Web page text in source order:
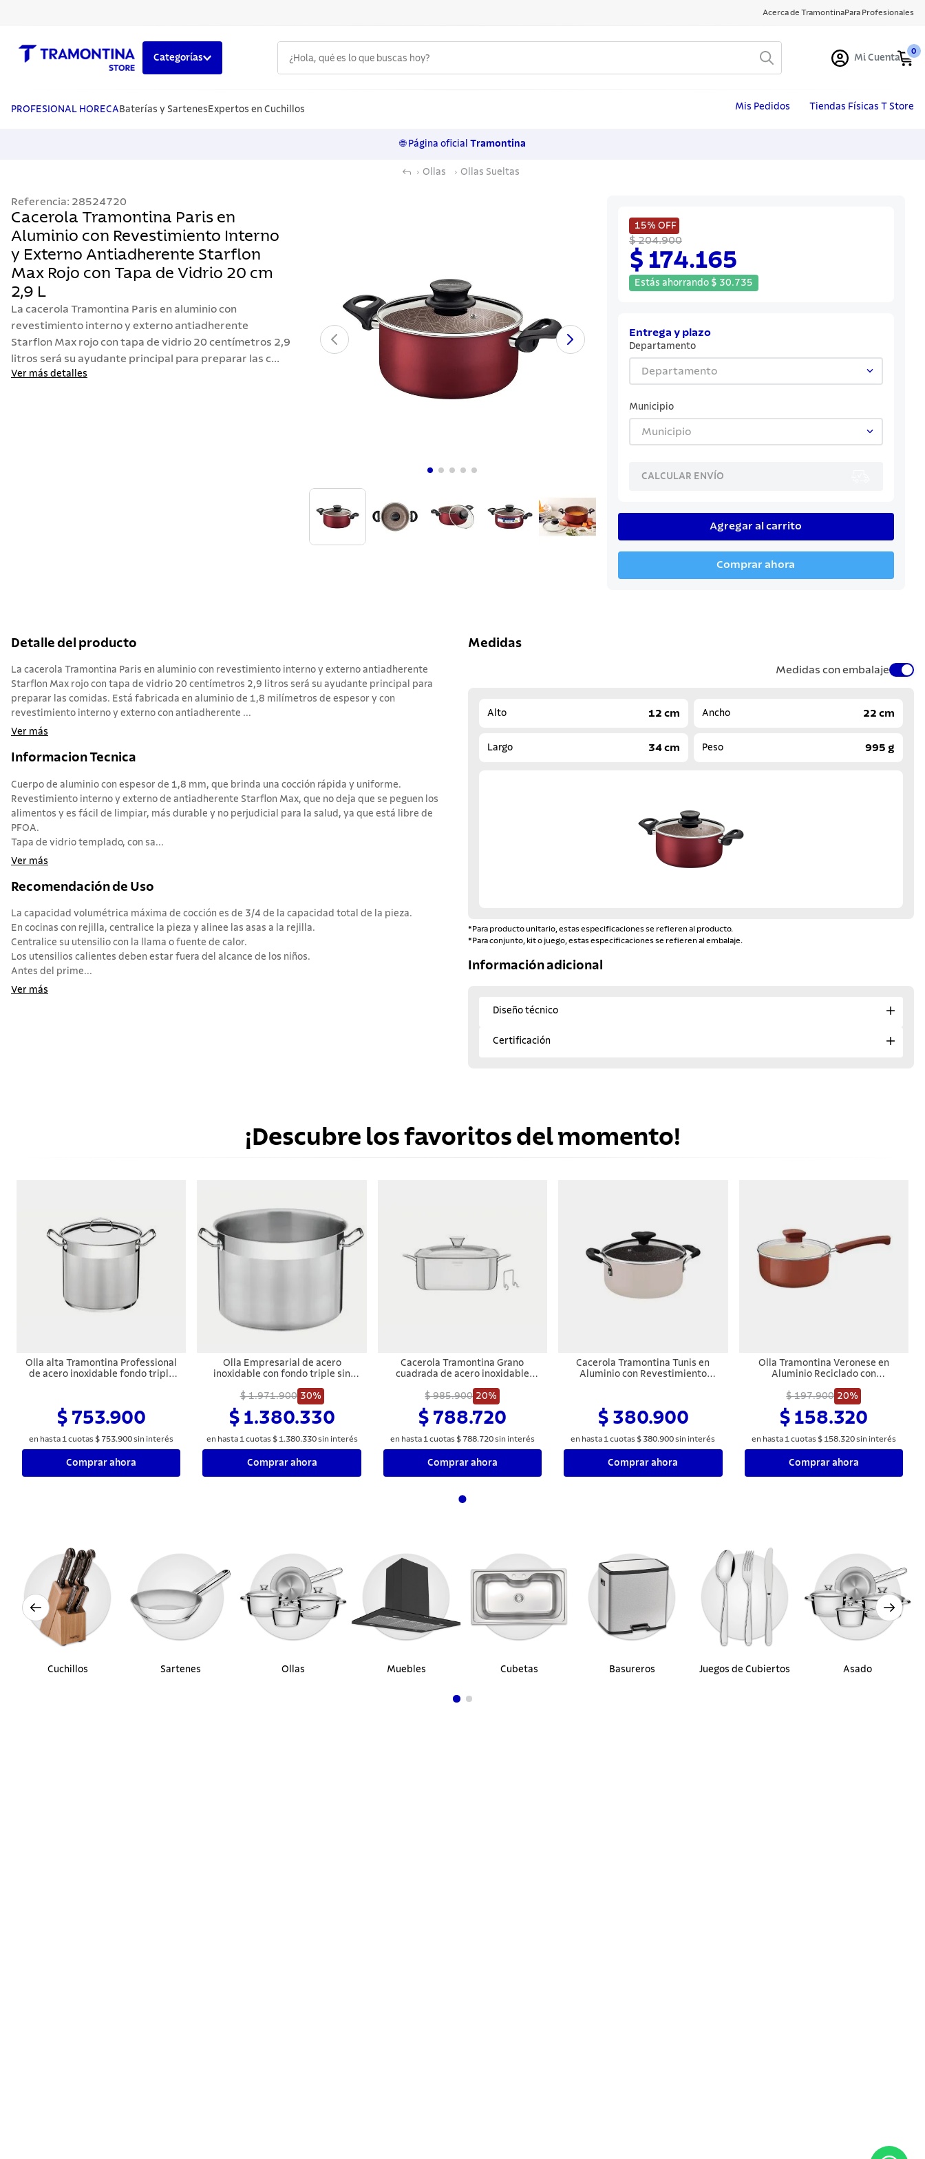
Acerca de TramontinaPara Profesionales
Categorías Mi Cuenta
0
PROFESIONAL HORECA Baterías y Sartenes Expertos en Cuchillos Mis Pedidos Tiendas Físicas T Store
🌐 Página oficial Tramontina
Ollas Ollas Sueltas
Referencia: 28524720
Cacerola Tramontina Paris en
Aluminio con Revestimiento Interno
y Externo Antiadherente Starflon
Max Rojo con Tapa de Vidrio 20 cm
2,9 L
La cacerola Tramontina Paris en aluminio con
revestimiento interno y externo antiadherente
Starflon Max rojo con tapa de vidrio 20 centímetros 2,9
litros será su ayudante principal para preparar las c...
Ver más detalles
15% OFF
$ 204.900
$ 174.165
Estás ahorrando $ 30.735
Entrega y plazo
Departamento
Departamento
Municipio
Municipio
CALCULAR ENVÍO
Agregar al carrito
Comprar ahora
Detalle del producto
La cacerola Tramontina Paris en aluminio con revestimiento interno y externo antiadherente
Starflon Max rojo con tapa de vidrio 20 centímetros 2,9 litros será su ayudante principal para
preparar las comidas. Está fabricada en aluminio de 1,8 milímetros de espesor y con
revestimiento interno y externo con antiadherente ...
Ver más
Informacion Tecnica
Cuerpo de aluminio con espesor de 1,8 mm, que brinda una cocción rápida y uniforme.
Revestimiento interno y externo de antiadherente Starflon Max, que no deja que se peguen los
alimentos y es fácil de limpiar, más durable y no perjudicial para la salud, ya que está libre de
PFOA.
Tapa de vidrio templado, con sa...
Ver más
Recomendación de Uso
La capacidad volumétrica máxima de cocción es de 3/4 de la capacidad total de la pieza.
En cocinas con rejilla, centralice la pieza y alinee las asas a la rejilla.
Centralice su utensilio con la llama o fuente de calor.
Los utensilios calientes deben estar fuera del alcance de los niños.
Antes del prime...
Ver más
Medidas
Medidas con embalaje
Alto 12 cm Ancho 22 cm
Largo 34 cm Peso 995 g
*Para producto unitario, estas especificaciones se refieren al producto.
*Para conjunto, kit o juego, estas especificaciones se refieren al embalaje.
Información adicional
Diseño técnico
Certificación
¡Descubre los favoritos del momento!
Olla alta Tramontina Professional
de acero inoxidable fondo triple
$ 753.900
en hasta 1 cuotas $ 753.900sin interés
Comprar ahora
Olla Empresarial de acero
inoxidable con fondo triple sin
$ 1.971.900 30%
$ 1.380.330
en hasta 1 cuotas $ 1 .380.330sin interés
Comprar ahora
Cacerola Tramontina Grano
cuadrada de acero inoxidable
vidrio 7,3 L
$ 985.900 20%
$ 788.720
en hasta 1 cuotas $ 788.720sin interés
Comprar ahora
Cacerola Tramontina Tunis en
Aluminio con Revestimiento
$ 380.900
en hasta 1 cuotas $ 380.900sin interés
Comprar ahora
Olla Tramontina Veronese en
Aluminio Reciclado con
Externo Siliconado Arcilla 18 cm 2
$ 197.900 20%
$ 158.320
en hasta 1 cuotas $ 158.320sin interés
Comprar ahora
Cuchillos Sartenes Ollas Muebles Cubetas Basureros Juegos de Cubiertos Asado
1.
cuchillos
5 . ollas